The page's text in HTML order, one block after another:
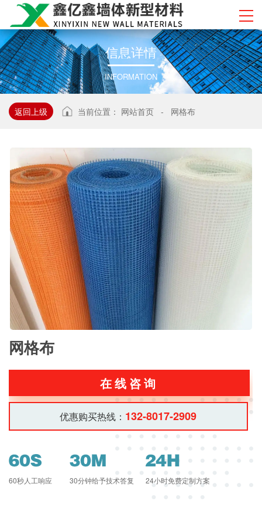
信息详情
INFORMATION
返回上级 当前位置： 网站首页 - 网格布
网格布
在线咨询
优惠购买热线： 132-8017-2909
60秒人工响应 30分钟给予技术答复 24小时免费定制方案